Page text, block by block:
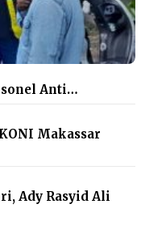
Anti…
Makassar
Ady Rasyid Ali